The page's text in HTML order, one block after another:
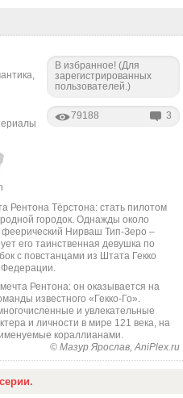
В избранное! (Для
зарегистрированных
пользователей.)
3
79188
Рентона Тёрстона: стать пилотом
городок. Однажды около
феерический Нирваш Тип-Зеро –
его таинственная девушка по
с повстанцами из Штата Гекко
Федерации.
Рентона: он оказывается на
известного «Гекко-Го».
и увлекательные
и личности в мире 121 века, на
кораллианами.
© Мазур Ярослав, AniPlex.ru
серии.